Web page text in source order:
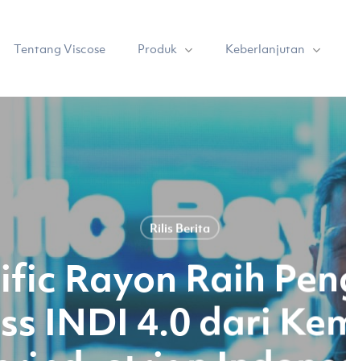
Tentang Viscose Produk Keberlanjutan
Rilis Berita
Rayon Raih
INDI 4.0 dari